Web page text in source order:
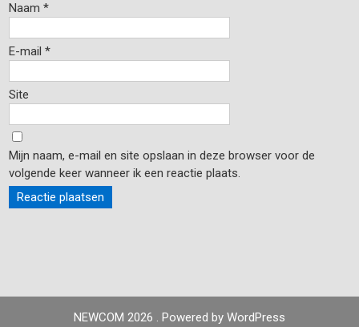
Naam*
E-mail*
Site
Mijn naam, e-mail en site opslaan in deze browser voor de
volgende keer wanneer ik een reactie plaats.
NEWCOM 2026 . Powered by WordPress